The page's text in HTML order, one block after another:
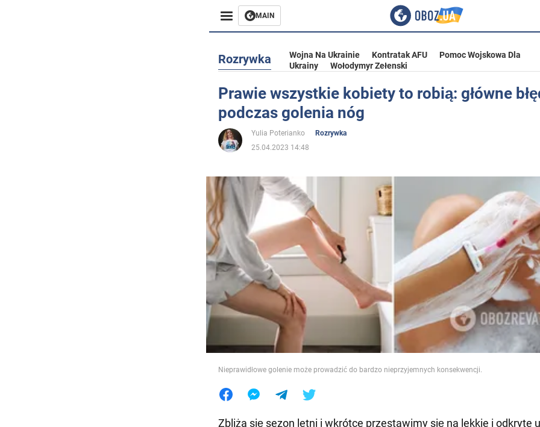
MAIN
Rozrywka
Życie
Społeczeństwo
Wojna na Ukrainie
Świat
Jedzenie
Rozrywka Wojna Na Ukrainie Kontratak AFU
Pomoc Wojskowa Dla
Ukrainy
Wołodymyr Zełenski
Prawie wszystkie kobiety to robią: główne
podczas golenia nóg
Yulia Poterianko
Rozrywka
25.04.2023 14:48
Nieprawidłowe golenie może prowadzić do bardzo nieprzyjemnych konsekwencji.
Zbliża się sezon letni i wkrótce przestawimy się na lekkie i odkryte